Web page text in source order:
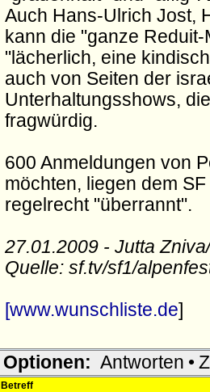
Auch Hans-Ulrich Jost,
kann die "ganze
"lächerlich, eine
auch von Seiten der
Unterhaltungsshows,
fragwürdig.
600 Anmeldungen von
möchten, liegen dem
regelrecht "überrannt".
27.01.2009 - Jutta
Quelle: sf.tv/sf1/
[www.wunschliste.de]
Optionen: Antworten •
Betreff